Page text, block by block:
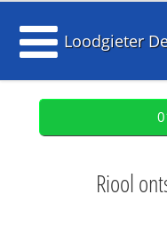
Loodgieter
Riool